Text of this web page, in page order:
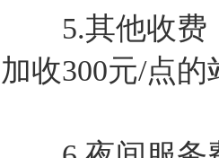
5.其他收费：
加收300元/点